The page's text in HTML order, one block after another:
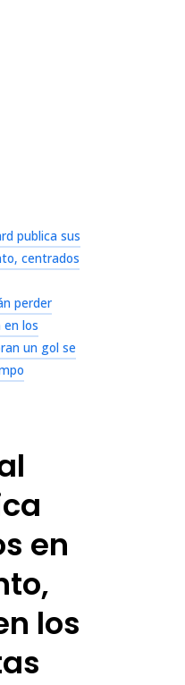
publica sus
centrados
perder
los
un gol se
en
los